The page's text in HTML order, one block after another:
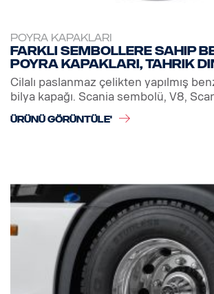
POYRA KAPAKLARI
Farklı sembollere sahip
Poyra Kapakları, tahrik
Cilalı paslanmaz çelikten yapılmış
bilya kapağı. Scania sembolü, V8,
ÜRÜNÜ GÖRÜNTÜLE'